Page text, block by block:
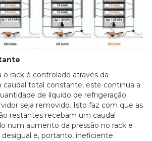
o rack é controlado através da
total constante, este continua a
de líquido de refrigeração
seja removido. Isto faz com que as
restantes recebam um caudal
num aumento da pressão no rack e
e, portanto, ineficiente.